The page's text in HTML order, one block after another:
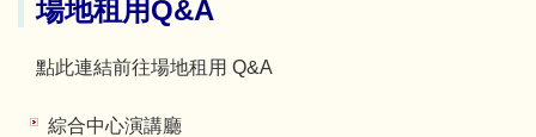
場地租用Q&A
點此連結前往場地租用 Q&A
綜合中心演講廳